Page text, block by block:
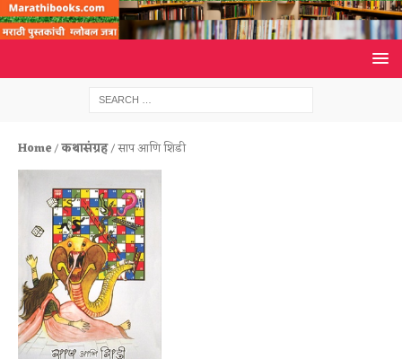
Home/कथासंग्रह/ साप आणि शिडी